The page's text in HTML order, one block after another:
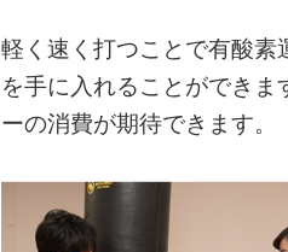
軽く速く打つことで有酸素
を手に入れることができま
ーの消費が期待できます。